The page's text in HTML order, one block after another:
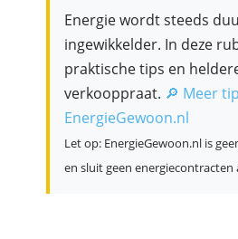
Energie wordt steeds
ingewikkelder. In deze
praktische tips en
verkooppraat. 🔎 Meer
EnergieGewoon.nl
Let op: EnergieGewoon.nl is
en sluit geen energiecontracten